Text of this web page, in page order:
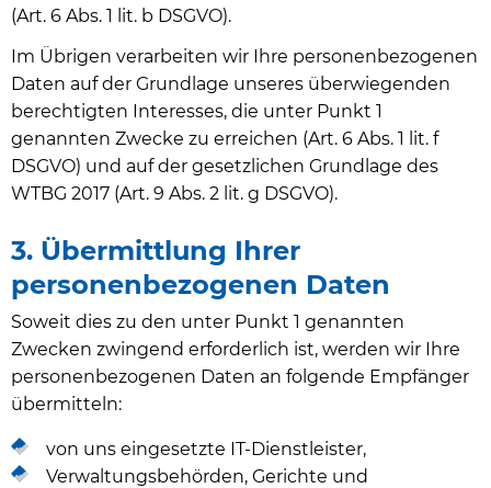
(Art. 6 Abs. 1 lit. b DSGVO).
Im Übrigen verarbeiten wir Ihre personenbezogenen
Daten auf der Grundlage unseres überwiegenden
berechtigten Interesses, die unter Punkt 1
genannten Zwecke zu erreichen (Art. 6 Abs. 1 lit. f
DSGVO) und auf der gesetzlichen Grundlage des
WTBG 2017 (Art. 9 Abs. 2 lit. g DSGVO).
3. Übermittlung Ihrer
personenbezogenen Daten
Soweit dies zu den unter Punkt 1 genannten
Zwecken zwingend erforderlich ist, werden wir Ihre
personenbezogenen Daten an folgende Empfänger
übermitteln:
von uns eingesetzte IT-Dienstleister,
Verwaltungsbehörden, Gerichte und